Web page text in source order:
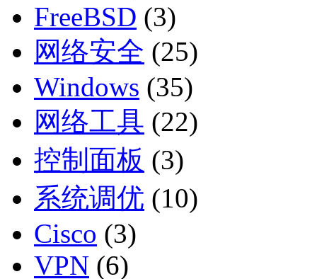
FreeBSD (3)
网络安全 (25)
Windows (35)
网络工具 (22)
控制面板 (3)
系统调优 (10)
Cisco (3)
VPN (6)